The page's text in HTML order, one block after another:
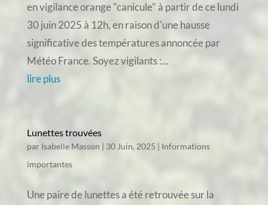
en vigilance orange "canicule" à partir de ce lundi
30 juin 2025 à 12h, en raison d'une hausse
significative des températures annoncée par
Météo France. Soyez vigilants :...
lire plus
Lunettes trouvées
par Isabelle Masson | 30 Juin, 2025 | Informations
importantes
Une paire de lunettes a été retrouvée sur la